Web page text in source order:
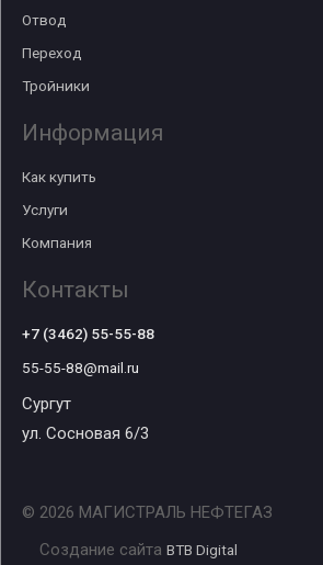
Отвод
Переход
Тройники
Информация
Как купить
Услуги
Компания
Контакты
+7 (3462) 55-55-88
55-55-88@mail.ru
Сургут
ул. Сосновая 6/3
© 2026 МАГИСТРАЛЬ НЕФТЕГАЗ
Создание сайта BTB Digital